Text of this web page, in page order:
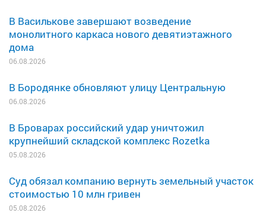
В Василькове завершают возведение
монолитного каркаса нового девятиэтажного
дома
06.08.2026
В Бородянке обновляют улицу Центральную
06.08.2026
В Броварах российский удар уничтожил
крупнейший складской комплекс Rozetka
05.08.2026
Суд обязал компанию вернуть земельный участок
стоимостью 10 млн гривен
05.08.2026